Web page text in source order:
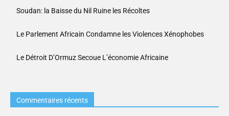
Soudan: la Baisse du Nil Ruine les Récoltes
Le Parlement Africain Condamne les Violences Xénophobes
Le Détroit D’Ormuz Secoue L’économie Africaine
Commentaires récents